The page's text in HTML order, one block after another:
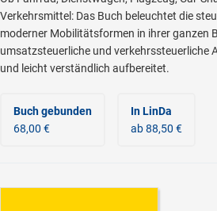
Verkehrsmittel: Das Buch beleuchtet die
moderner Mobilitätsformen in ihrer ganzen
umsatzsteuerliche und verkehrssteuerliche
und leicht verständlich aufbereitet.
Buch gebunden
68,00 €
In LinDa
ab 88,50 €